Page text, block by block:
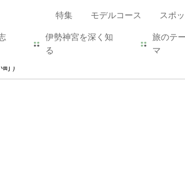
特集 モデルコース スポ
伊勢神宮を深く知
る
旅のテー
マ
）